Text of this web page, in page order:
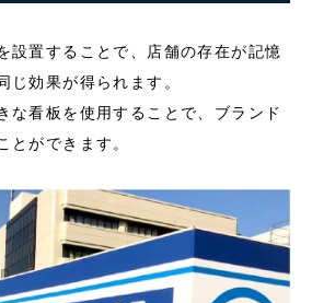
設置することで、店舗の存在が記憶
じ効果が得られます。
な看板を使用することで、ブランド
とができます。